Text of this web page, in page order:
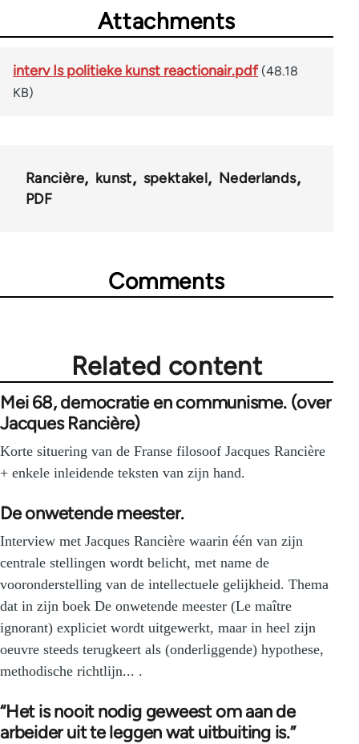
Attachments
interv Is politieke kunst reactionair.pdf (48.18
KB)
Rancière kunst spektakel
Nederlands
PDF
Comments
Related content
Mei 68, democratie en communisme. (over
Jacques Rancière)
Korte situering van de Franse filosoof Jacques Rancière
+ enkele inleidende teksten van zijn hand.
De onwetende meester.
Interview met Jacques Rancière waarin één van zijn
centrale stellingen wordt belicht, met name de
vooronderstelling van de intellectuele gelijkheid. Thema
dat in zijn boek De onwetende meester (Le maître
ignorant) expliciet wordt uitgewerkt, maar in heel zijn
oeuvre steeds terugkeert als (onderliggende) hypothese,
methodische richtlijn... .
“Het is nooit nodig geweest om aan de
arbeider uit te leggen wat uitbuiting is.”